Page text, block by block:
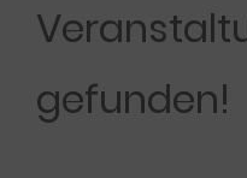
gefunden!